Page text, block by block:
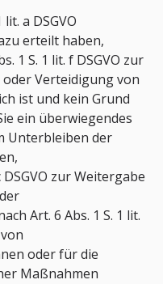
a DSGVO
erteilt haben,
1 S. 1 lit. f DSGVO zur
Verteidigung von
ist und kein Grund
ein überwiegendes
Unterbleiben der
DSGVO zur Weitergabe
Art. 6 Abs. 1 S. 1 lit.
oder für die
Maßnahmen